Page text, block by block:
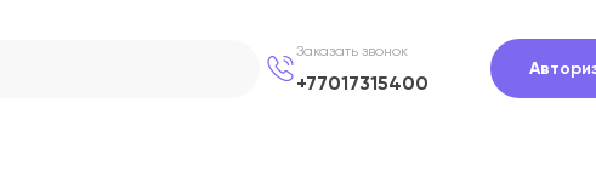
Заказать звонок
+77017315400